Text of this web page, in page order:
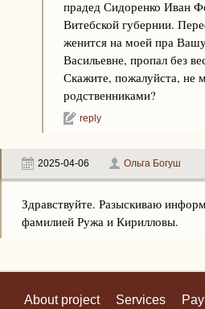
прадед Сидоренко Иван
Витебской губернии.
женится на моей пра
Васильевне, пропал без
Скажите, пожалуйста, не
родственниками?
reply
2025-04-06 Ольга Богуш
Здравствуйте. Разыскиваю
фамилией Ружа и Кирилловы.
About project Services